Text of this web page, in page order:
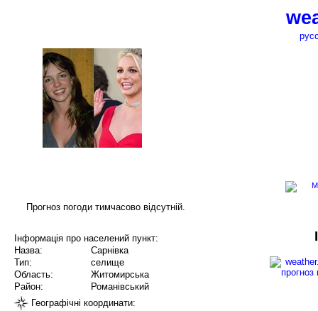
Прогноз погоди тимчасово відсутній.
Інформація про населений пункт:
Назва:
Сарнівка
Тип:
селище
Область:
Житомирська
Район:
Романівський
Географічні координати: